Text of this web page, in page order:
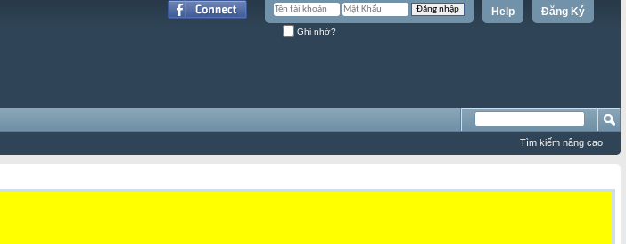
Đăng Ký
Help
Ghi nhớ?
Tìm kiếm nâng cao